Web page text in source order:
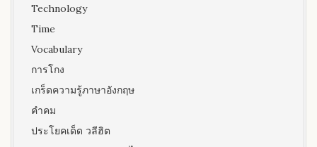
Technology
Time
Vocabulary
การโกง
เกร็ดความรู้ภาษาอังกฤษ
คำคม
ประโยคเด็ด วลีฮิต